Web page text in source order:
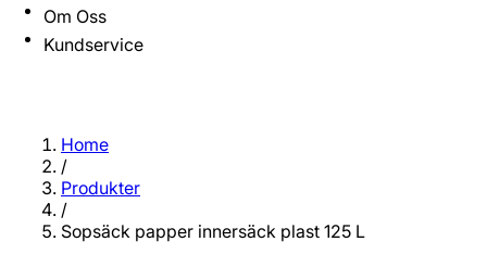
Om Oss
Kundservice
Home
/
Produkter
/
Sopsäck papper innersäck plast 125 L